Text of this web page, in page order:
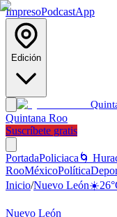
ImpresoPodcastApp
Edición
Quintana Roo
Suscríbete gratis
PortadaPoliciaca 🌀
RooMéxicoPolítica
Inicio/Nuevo León☀️26
Nuevo León